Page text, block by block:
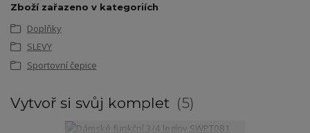
Zboží zařazeno v kategoriích
Doplňky
SLEVY
Sportovní čepice
Vytvoř si svůj komplet 5